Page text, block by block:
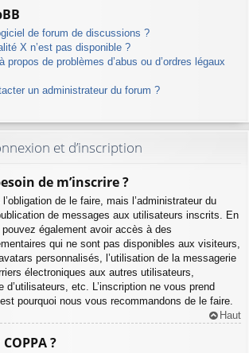
de forum de discussions ?
X n’est pas disponible ?
propos de problèmes d’abus ou d’ordres légaux
un administrateur du forum ?
et d’inscription
de m’inscrire ?
de le faire, mais l’administrateur du
de messages aux utilisateurs inscrits. En
également avoir accès à des
qui ne sont pas disponibles aux visiteurs,
personnalisés, l’utilisation de la messagerie
électroniques aux autres utilisateurs,
d’utilisateurs, etc. L’inscription ne vous prend
pourquoi nous vous recommandons de le faire.
Haut
?